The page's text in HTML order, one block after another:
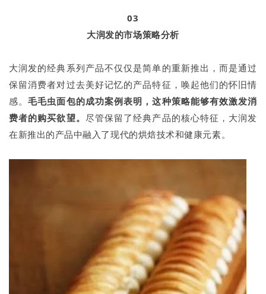
03
大润发的市场策略分析
大润发的经典系列产品不仅仅是简单的重新推出，而是通过
保留消费者对过去美好记忆的产品特征，唤起他们的怀旧情
感。毛毛虫面包的成功案例表明，这种策略能够有效激发消
费者的购买欲望。 尽管保留了经典产品的核心特征，大润发
在新推出的产品中融入了现代的烘焙技术和健康元素。